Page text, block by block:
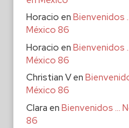
Horacio en Bienvenidos
México 86
Horacio en Bienvenidos
México 86
Christian Ven
México 86
Clara en Bienvenidos …
86